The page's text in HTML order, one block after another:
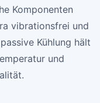
Komponenten
vibrationsfrei und
Kühlung hält
und